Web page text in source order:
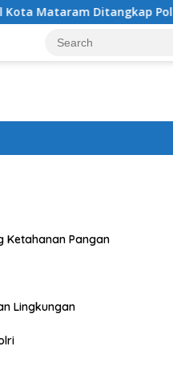
Polisi di Sumbawa Barat
Ketahanan Pangan
Lingkungan